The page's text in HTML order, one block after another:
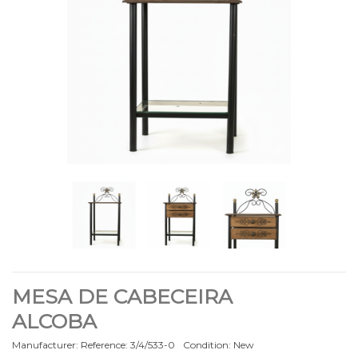
MESA DE CABECEIRA
ALCOBA
Manufacturer: Reference: 3/4/533-0 Condition: New